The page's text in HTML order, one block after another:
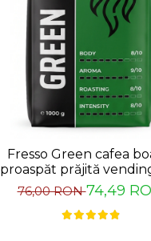
Fresso Green cafea
proaspăt prăjită
76,00 RON74,49